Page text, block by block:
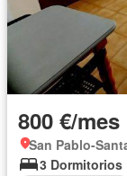
800 €/mes
San Pablo-
3 Dormitorios